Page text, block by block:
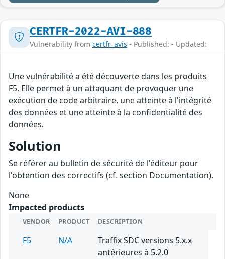
CERTFR-2022-AVI-888
Vulnerability from certfr_avis - Published: - Updated:
Une vulnérabilité a été découverte dans les produits
F5. Elle permet à un attaquant de provoquer une
exécution de code arbitraire, une atteinte à l'intégrité
des données et une atteinte à la confidentialité des
données.
Solution
Se référer au bulletin de sécurité de l'éditeur pour
l'obtention des correctifs (cf. section Documentation).
None
Impacted products
VENDOR PRODUCT DESCRIPTION
F5 N/A
Traffix SDC versions 5.x.x
antérieures à 5.2.0